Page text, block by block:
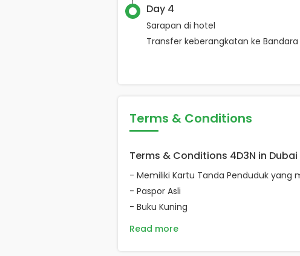
Day 4
Sarapan di hotel
Transfer keberangkatan ke
Terms & Conditions
Terms & Conditions 4D3N in
- Memiliki Kartu Tanda Penduduk yang
- Paspor Asli
- Buku Kuning
Read more